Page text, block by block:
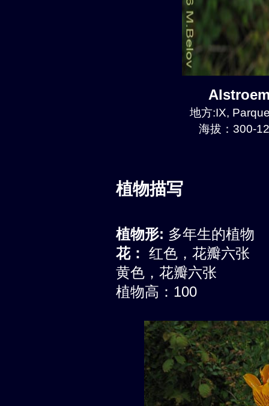
地方:IX,
海拔：300-
植物描写
植物形: 多年生的植物
花： 红色，花瓣六张
黄色，花瓣六张
植物高：100